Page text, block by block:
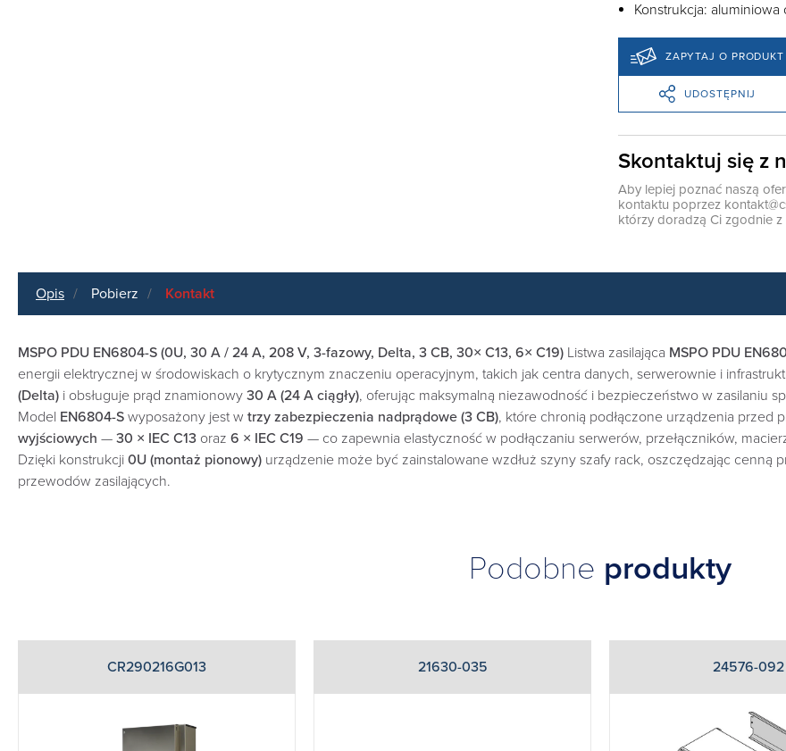
Konstrukcja:
ZAPYTAJ O PRODUKT
UDOSTĘPNIJ
Skontaktuj się z
Aby lepiej poznać naszą
kontaktu poprzez
którzy doradzą Ci zgodnie
Opis Pobierz Kontakt
MSPO PDU EN6804-S (0U, 30 A / 24 A, 208 V, 3-fazowy, Delta, 3 CB, 30× C13, 6× C19) Listwa zasilająca MSPO PDU
energii elektrycznej w środowiskach o krytycznym znaczeniu operacyjnym, takich jak centra danych, serwerownie i
(Delta) i obsługuje prąd znamionowy 30 A (24 A ciągły), oferując maksymalną niezawodność i bezpieczeństwo w zasilaniu
Model EN6804-S wyposażony jest w trzy zabezpieczenia nadprądowe (3 CB), które chronią podłączone urządzenia przed
wyjściowych — 30 × IEC C13 oraz 6 × IEC C19 — co zapewnia elastyczność w podłączaniu serwerów, przełączników,
Dzięki konstrukcji 0U (montaż pionowy) urządzenie może być zainstalowane wzdłuż szyny szafy rack, oszczędzając cenną
przewodów zasilających.
Podobne produkty
CR290216G013 21630-035 24576-092